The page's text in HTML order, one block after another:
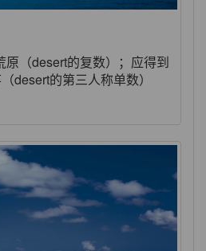
原（desert的复数）；应得到
desert的第三人称单数）